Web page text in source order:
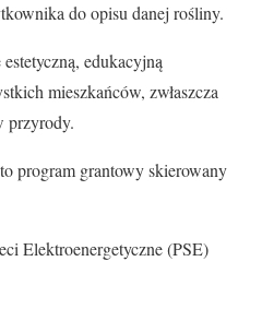
do opisu danej rośliny.
edukacyjną
mieszkańców, zwłaszcza
przyrody.
program grantowy skierowany
Elektroenergetyczne (PSE)